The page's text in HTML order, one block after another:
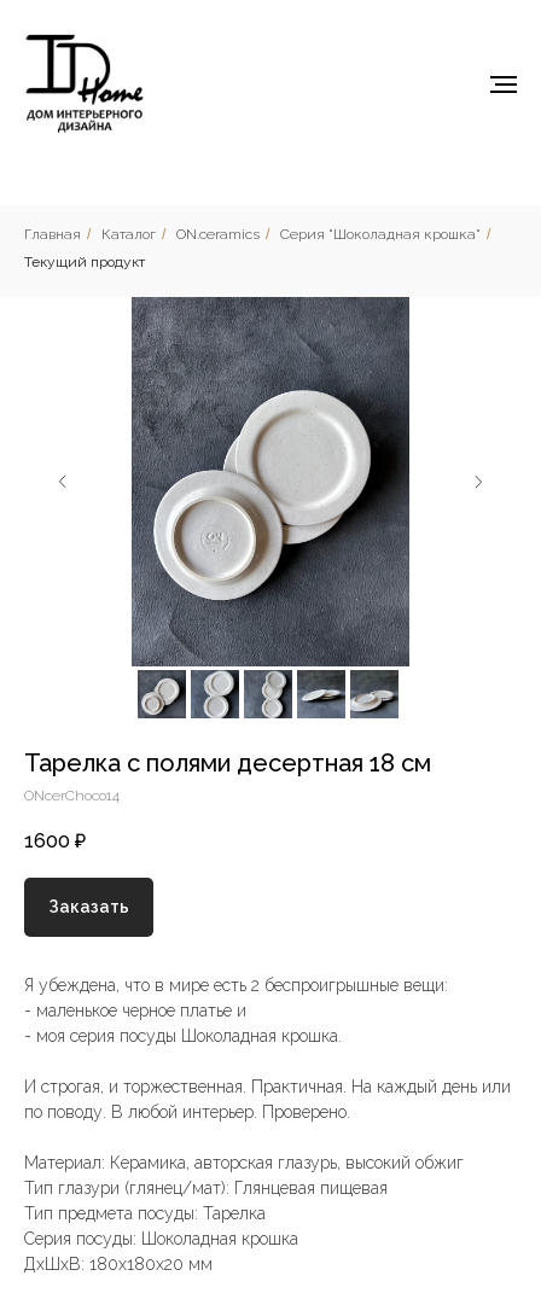
Главная / Каталог / ON.ceramics / Серия "Шоколадная крошка" /
Текущий продукт
Тарелка с полями десертная 18 см
ONcerChoco14
1600 ₽
Заказать
Я убеждена, что в мире есть 2 беспроигрышные вещи:
- маленькое черное платье и
- моя серия посуды Шоколадная крошка.
И строгая, и торжественная. Практичная. На каждый день или
по поводу. В любой интерьер. Проверено.
Материал: Керамика, авторская глазурь, высокий обжиг
Тип глазури (глянец/мат): Глянцевая пищевая
Тип предмета посуды: Тарелка
Серия посуды: Шоколадная крошка
ДxШxВ: 180x180x20 мм